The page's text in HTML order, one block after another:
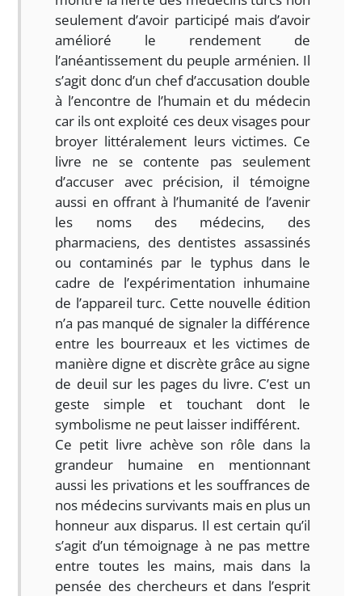
seulement d’avoir participé mais d’avoir
amélioré le rendement de
l’anéantissement du peuple arménien. Il
s’agit donc d’un chef d’accusation double
à l’encontre de l’humain et du médecin
car ils ont exploité ces deux visages pour
broyer littéralement leurs victimes. Ce
livre ne se contente pas seulement
d’accuser avec précision, il témoigne
aussi en offrant à l’humanité de l’avenir
les noms des médecins, des
pharmaciens, des dentistes assassinés
ou contaminés par le typhus dans le
cadre de l’expérimentation inhumaine
de l’appareil turc. Cette nouvelle édition
n’a pas manqué de signaler la différence
entre les bourreaux et les victimes de
manière digne et discrète grâce au signe
de deuil sur les pages du livre. C’est un
geste simple et touchant dont le
symbolisme ne peut laisser indifférent.
Ce petit livre achève son rôle dans la
grandeur humaine en mentionnant
aussi les privations et les souffrances de
nos médecins survivants mais en plus un
honneur aux disparus. Il est certain qu’il
s’agit d’un témoignage à ne pas mettre
entre toutes les mains, mais dans la
pensée des chercheurs et dans l’esprit